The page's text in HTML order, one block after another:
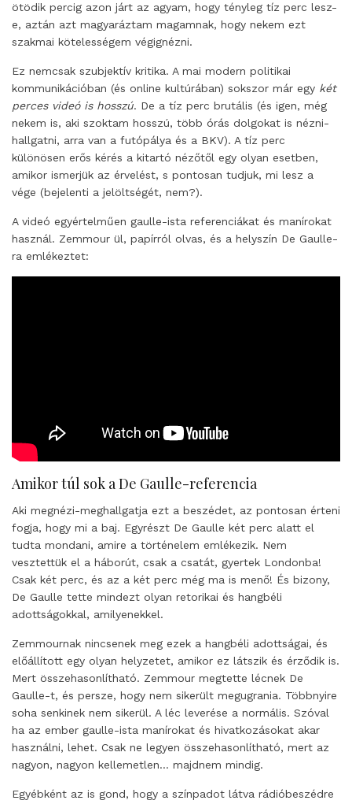
ötödik percig azon járt az agyam, hogy tényleg tíz perc lesz-
e, aztán azt magyaráztam magamnak, hogy nekem ezt
szakmai kötelességem végignézni.
Ez nemcsak szubjektív kritika. A mai modern politikai
kommunikációban (és online kultúrában) sokszor már egy két
perces videó is hosszú. De a tíz perc brutális (és igen, még
nekem is, aki szoktam hosszú, több órás dolgokat is nézni-
hallgatni, arra van a futópálya és a BKV). A tíz perc
különösen erős kérés a kitartó nézőtől egy olyan esetben,
amikor ismerjük az érvelést, s pontosan tudjuk, mi lesz a
vége (bejelenti a jelöltségét, nem?).
A videó egyértelműen gaulle-ista referenciákat és manírokat
használ. Zemmour ül, papírról olvas, és a helyszín De Gaulle-
ra emlékeztet:
Amikor túl sok a De Gaulle-referencia
Aki megnézi-meghallgatja ezt a beszédet, az pontosan érteni
fogja, hogy mi a baj. Egyrészt De Gaulle két perc alatt el
tudta mondani, amire a történelem emlékezik. Nem
vesztettük el a háborút, csak a csatát, gyertek Londonba!
Csak két perc, és az a két perc még ma is menő! És bizony,
De Gaulle tette mindezt olyan retorikai és hangbéli
adottságokkal, amilyenekkel.
Zemmournak nincsenek meg ezek a hangbéli adottságai, és
előállított egy olyan helyzetet, amikor ez látszik és érződik is.
Mert összehasonlítható. Zemmour megtette lécnek De
Gaulle-t, és persze, hogy nem sikerült megugrania. Többnyire
soha senkinek nem sikerül. A léc leverése a normális. Szóval
ha az ember gaulle-ista manírokat és hivatkozásokat akar
használni, lehet. Csak ne legyen összehasonlítható, mert az
nagyon, nagyon kellemetlen… majdnem mindig.
Egyébként az is gond, hogy a színpadot látva rádióbeszédre